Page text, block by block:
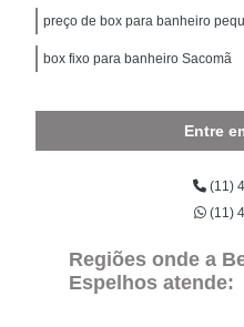
preço de box para banheiro
box fixo para banheiro Sacomã
Entre
(11)
(11)
Regiões onde a
Espelhos atende: